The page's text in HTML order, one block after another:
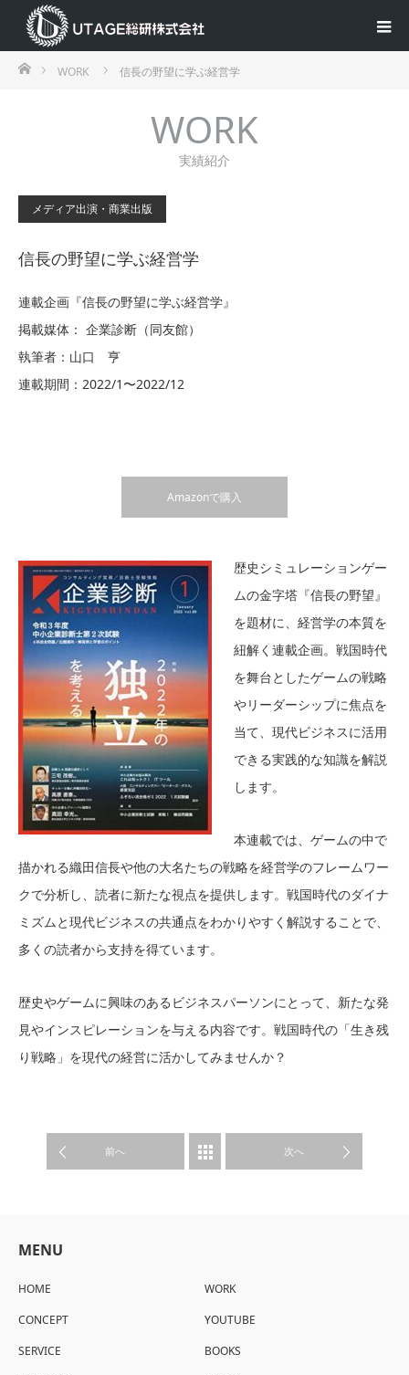
ホームWORK 信長の野望に学ぶ経営学
WORK
実績紹介
メディア出演・商業出版
信長の野望に学ぶ経営学
連載企画『信長の野望に学ぶ経営学』
掲載媒体： 企業診断（同友館）
執筆者：山口 亨
連載期間：2022/1〜2022/12
Amazonで購入
歴史シミュレーションゲー
ムの金字塔『信長の野望』
を題材に、経営学の本質を
紐解く連載企画。戦国時代
を舞台としたゲームの戦略
やリーダーシップに焦点を
当て、現代ビジネスに活用
できる実践的な知識を解説
します。
本連載では、ゲームの中で
描かれる織田信長や他の大名たちの戦略を経営学のフレームワー
クで分析し、読者に新たな視点を提供します。戦国時代のダイナ
ミズムと現代ビジネスの共通点をわかりやすく解説することで、
多くの読者から支持を得ています。
歴史やゲームに興味のあるビジネスパーソンにとって、新たな発
見やインスピレーションを与える内容です。戦国時代の「生き残
り戦略」を現代の経営に活かしてみませんか？
前へ
WORK 次へ
MENU
HOME
CONCEPT
SERVICE
WORK
YOUTUBE
BOOKS